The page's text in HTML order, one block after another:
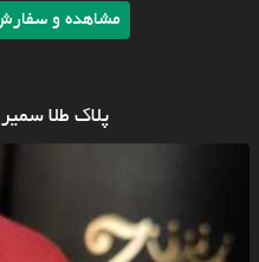
مشاهده و
پلاک طلا